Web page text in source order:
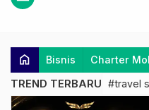
home Bisnis Charter
TREND TERBARU #travel